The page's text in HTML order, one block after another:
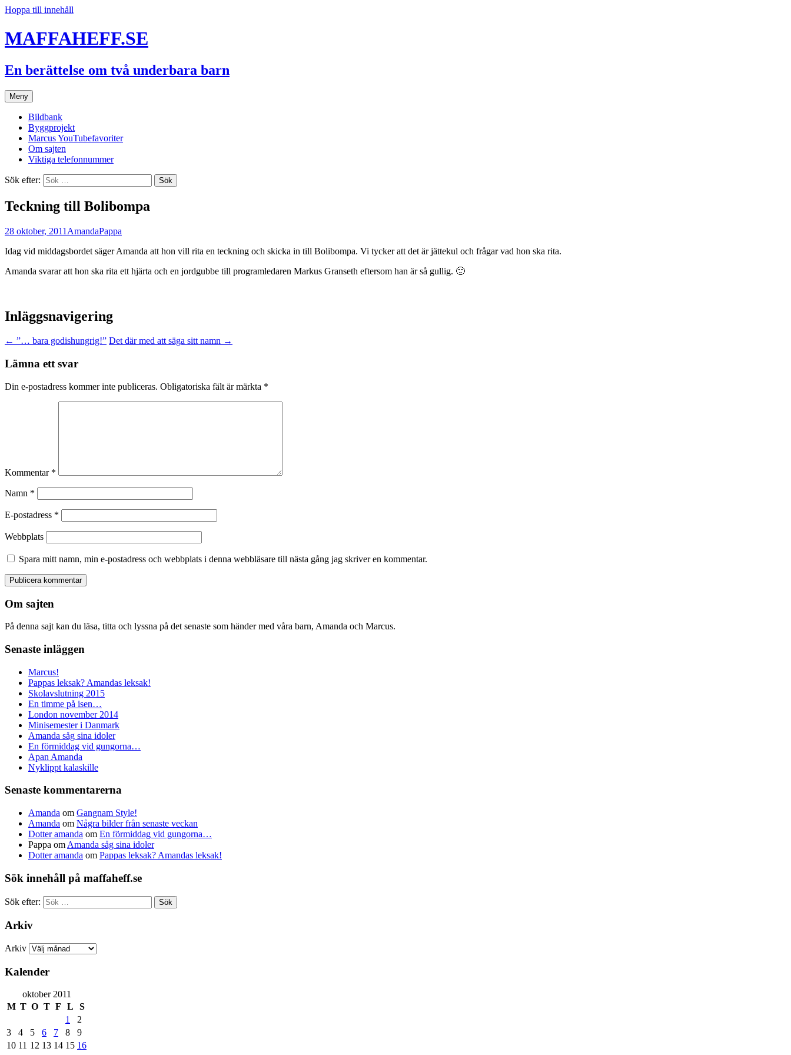
Hoppa till innehåll
MAFFAHEFF.SE
En berättelse om två underbara barn
Meny
Bildbank
Byggprojekt
Marcus YouTubefavoriter
Om sajten
Viktiga telefonnummer
Sök efter:
Teckning till Bolibompa
28 oktober, 2011 AmandaPappa
Idag vid middagsbordet säger Amanda att hon vill rita en teckning och skicka in till Bolibompa. Vi tycker att det är jättekul och frågar vad hon ska rita.
Amanda svarar att hon ska rita ett hjärta och en jordgubbe till programledaren Markus Granseth eftersom han är så gullig. 🙂
Inläggsnavigering
← ”… bara godishungrig!” Det där med att säga sitt namn →
Lämna ett svar
Din e-postadress kommer inte publiceras. Obligatoriska fält är märkta *
Kommentar *
Namn *
E-postadress *
Webbplats
Spara mitt namn, min e-postadress och webbplats i denna webbläsare till nästa gång jag skriver en kommentar.
Om sajten
På denna sajt kan du läsa, titta och lyssna på det senaste som händer med våra barn, Amanda och Marcus.
Senaste inläggen
Marcus!
Pappas leksak? Amandas leksak!
Skolavslutning 2015
En timme på isen…
London november 2014
Minisemester i Danmark
Amanda såg sina idoler
En förmiddag vid gungorna…
Apan Amanda
Nyklippt kalaskille
Senaste kommentarerna
Amanda om Gangnam Style!
Amanda om Några bilder från senaste veckan
Dotter amanda om En förmiddag vid gungorna…
Pappa om Amanda såg sina idoler
Dotter amanda om Pappas leksak? Amandas leksak!
Sök innehåll på maffaheff.se
Sök efter:
Arkiv
Arkiv
Kalender
oktober 2011
M T O T F L
S
1
2
3
4 5 6 7 8
9
10 11 12 13 14 15 16